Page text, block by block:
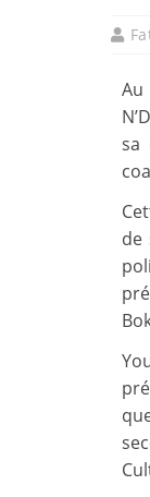
Au
sa
de